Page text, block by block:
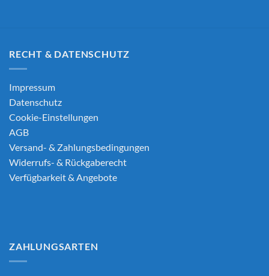
RECHT & DATENSCHUTZ
Impressum
Datenschutz
Cookie-Einstellungen
AGB
Versand- & Zahlungsbedingungen
Widerrufs- & Rückgaberecht
Verfügbarkeit & Angebote
ZAHLUNGSARTEN